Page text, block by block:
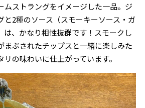
ムストラングをイメージした一品。ジ
と2種のソース（スモーキーソース・ガ
は、かなり相性抜群です！スモークし
まぶされたチップスと一緒に楽しみた
の味わいに仕上がっています。